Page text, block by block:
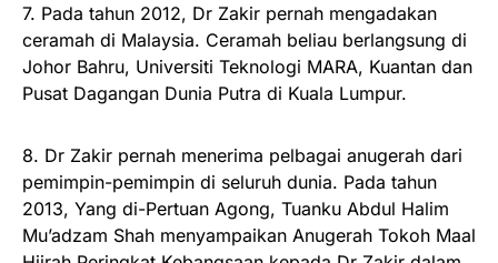
7. Pada tahun 2012, Dr Zakir pernah mengadakan
ceramah di Malaysia. Ceramah beliau berlangsung di
Johor Bahru, Universiti Teknologi MARA, Kuantan dan
Pusat Dagangan Dunia Putra di Kuala Lumpur.
8. Dr Zakir pernah menerima pelbagai anugerah dari
pemimpin-pemimpin di seluruh dunia. Pada tahun
2013, Yang di-Pertuan Agong, Tuanku Abdul Halim
Mu’adzam Shah menyampaikan Anugerah Tokoh Maal